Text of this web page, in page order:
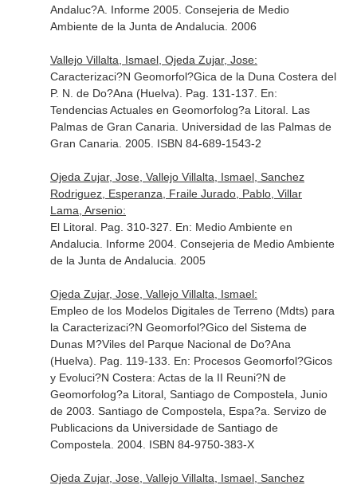
Andaluc?A. Informe 2005. Consejeria de Medio
Ambiente de la Junta de Andalucia. 2006
Vallejo Villalta, Ismael, Ojeda Zujar, Jose:
Caracterizaci?N Geomorfol?Gica de la Duna Costera del
P. N. de Do?Ana (Huelva). Pag. 131-137. En:
Tendencias Actuales en Geomorfolog?a Litoral. Las
Palmas de Gran Canaria. Universidad de las Palmas de
Gran Canaria. 2005. ISBN 84-689-1543-2
Ojeda Zujar, Jose, Vallejo Villalta, Ismael, Sanchez
Rodriguez, Esperanza, Fraile Jurado, Pablo, Villar
Lama, Arsenio:
El Litoral. Pag. 310-327. En: Medio Ambiente en
Andalucia. Informe 2004. Consejeria de Medio Ambiente
de la Junta de Andalucia. 2005
Ojeda Zujar, Jose, Vallejo Villalta, Ismael:
Empleo de los Modelos Digitales de Terreno (Mdts) para
la Caracterizaci?N Geomorfol?Gico del Sistema de
Dunas M?Viles del Parque Nacional de Do?Ana
(Huelva). Pag. 119-133. En: Procesos Geomorfol?Gicos
y Evoluci?N Costera: Actas de la II Reuni?N de
Geomorfolog?a Litoral, Santiago de Compostela, Junio
de 2003 . Santiago de Compostela, Espa?a. Servizo de
Publicacions da Universidade de Santiago de
Compostela. 2004. ISBN 84-9750-383-X
Ojeda Zujar, Jose, Vallejo Villalta, Ismael, Sanchez